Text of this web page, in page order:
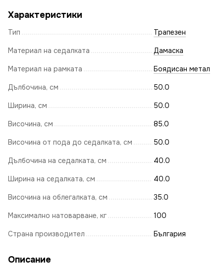
Характеристики
Тип Трапезен
Материал на седалката Дамаска
Материал на рамката Боядисан метал
Дълбочина, см 50.0
Ширина, см 50.0
Височина, см 85.0
Височина от пода до седалката, см 50.0
Дълбочина на седалката, см 40.0
Ширина на седалката, см 40.0
Височина на облегалката, см 35.0
Максимално натоварване, кг 100
Страна производител България
Описание